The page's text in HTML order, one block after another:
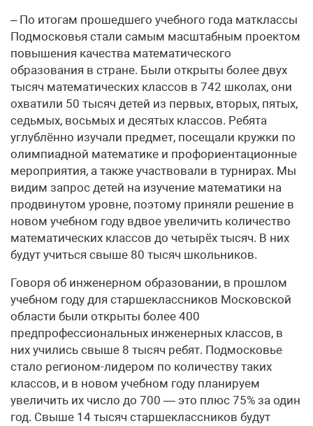
– По итогам прошедшего учебного года матклассы
Подмосковья стали самым масштабным проектом
повышения качества математического
образования в стране. Были открыты более двух
тысяч математических классов в 742 школах, они
охватили 50 тысяч детей из первых, вторых, пятых,
седьмых, восьмых и десятых классов. Ребята
углублённо изучали предмет, посещали кружки по
олимпиадной математике и профориентационные
мероприятия, а также участвовали в турнирах. Мы
видим запрос детей на изучение математики на
продвинутом уровне, поэтому приняли решение в
новом учебном году вдвое увеличить количество
математических классов до четырёх тысяч. В них
будут учиться свыше 80 тысяч школьников.
Говоря об инженерном образовании, в прошлом
учебном году для старшеклассников Московской
области были открыты более 400
предпрофессиональных инженерных классов, в
них учились свыше 8 тысяч ребят. Подмосковье
стало регионом-лидером по количеству таких
классов, и в новом учебном году планируем
увеличить их число до 700 — это плюс 75% за один
год. Свыше 14 тысяч старшеклассников будут